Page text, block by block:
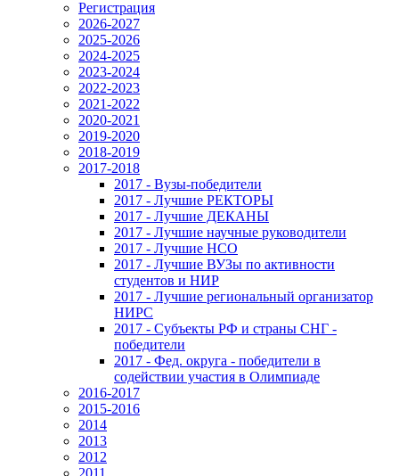
Регистрация
2026-2027
2025-2026
2024-2025
2023-2024
2022-2023
2021-2022
2020-2021
2019-2020
2018-2019
2017-2018
2017 - Вузы-победители
2017 - Лучшие РЕКТОРЫ
2017 - Лучшие ДЕКАНЫ
2017 - Лучшие научные руководители
2017 - Лучшие НСО
2017 - Лучшие ВУЗы по активности
студентов и НИР
2017 - Лучшие региональный организатор
НИРС
2017 - Субъекты РФ и страны СНГ -
победители
2017 - Фед. округа - победители в
содействии участия в Олимпиаде
2016-2017
2015-2016
2014
2013
2012
2011